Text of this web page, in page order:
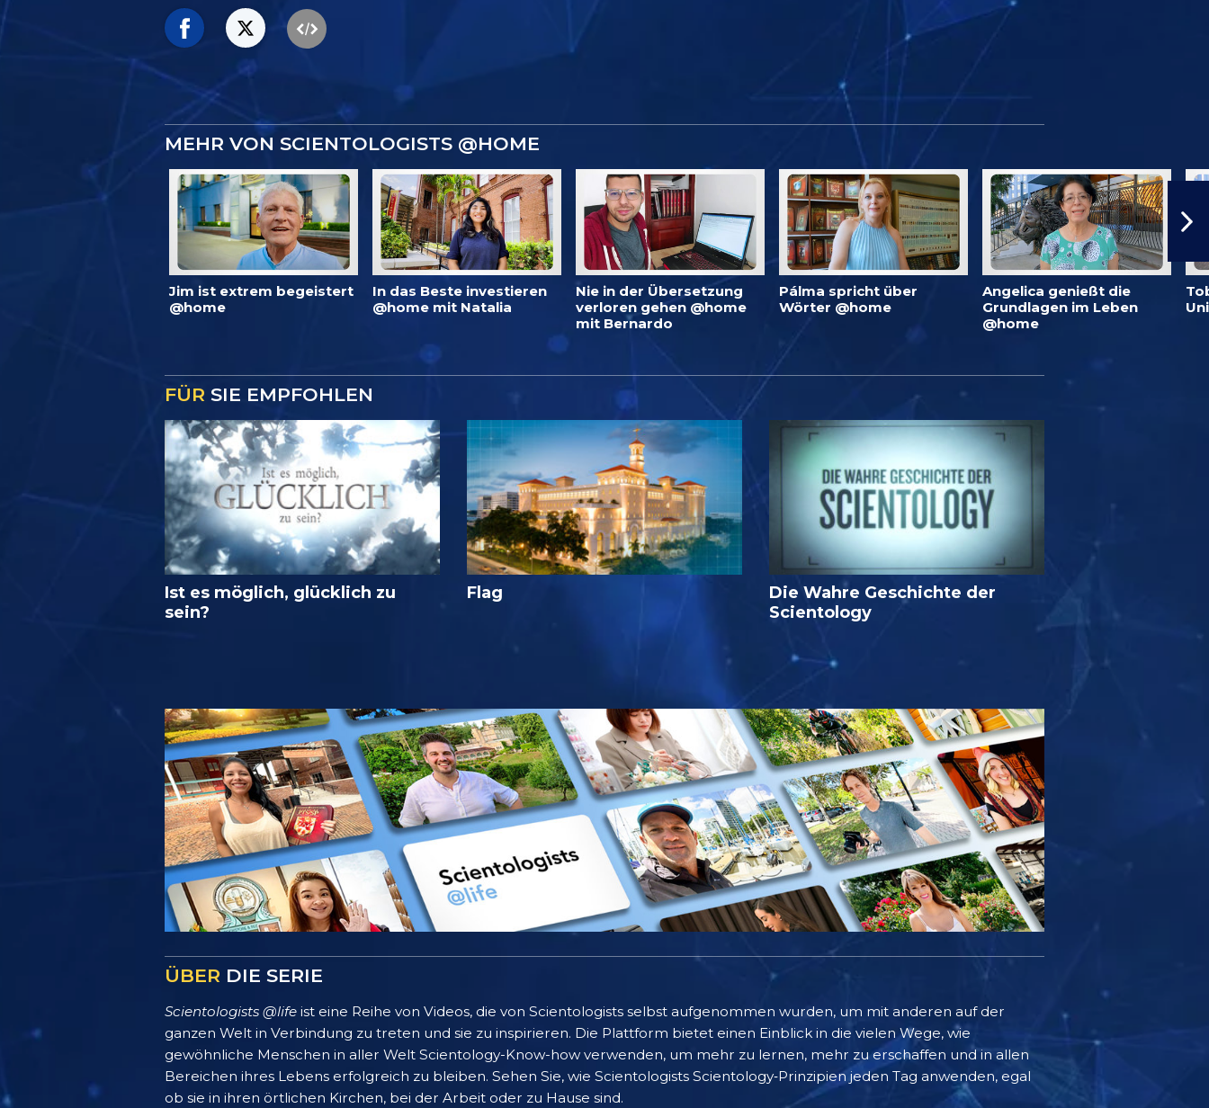
MEHR VON SCIENTOLOGISTS @HOME
Jim ist extrem begeistert
@home
In das Beste investieren
@home mit Natalia
Nie in der Übersetzung
verloren gehen @home
mit Bernardo
Pálma spricht über
Wörter @home
Angelica genießt die
Grundlagen im Leben
@home
FÜR SIE EMPFOHLEN
Ist es möglich, glücklich zu
sein?
Flag
Die Wahre Geschichte der
Scientology
ÜBER DIE SERIE
Scientologists @life ist eine Reihe von Videos, die von Scientologists selbst aufgenommen wurden, um mit anderen auf der
ganzen Welt in Verbindung zu treten und sie zu inspirieren. Die Plattform bietet einen Einblick in die vielen Wege, wie
gewöhnliche Menschen in aller Welt Scientology-Know-how verwenden, um mehr zu lernen, mehr zu erschaffen und in allen
Bereichen ihres Lebens erfolgreich zu bleiben. Sehen Sie, wie Scientologists Scientology‑Prinzipien jeden Tag anwenden, egal
ob sie in ihren örtlichen Kirchen, bei der Arbeit oder zu Hause sind.